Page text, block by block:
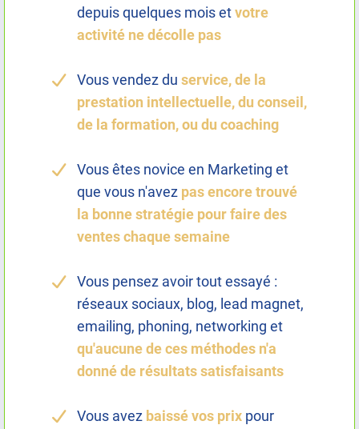
depuis quelques mois etvotre
activité ne décolle pas
Vous vendez du service, de la
prestation intellectuelle, du conseil,
de la formation, ou du coaching
Vous êtes novice en Marketing et
que vous n'avez pas encore trouvé
la bonne stratégie pour faire des
ventes chaque semaine
Vous pensez avoir tout essayé :
réseaux sociaux, blog, lead magnet,
emailing, phoning, networking et
qu'aucune de ces méthodes n'a
donné de résultats satisfaisants
Vous avez baissé vos prix pour